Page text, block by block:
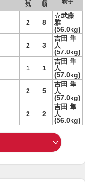
気
順
騎手
2 8
☆武藤
雅
(56.0kg)
2 3
吉田 隼
人
(57.0kg)
1 1
吉田 隼
人
(57.0kg)
2 5
吉田 隼
人
(57.0kg)
2 2
吉田 隼
人
(56.0kg)